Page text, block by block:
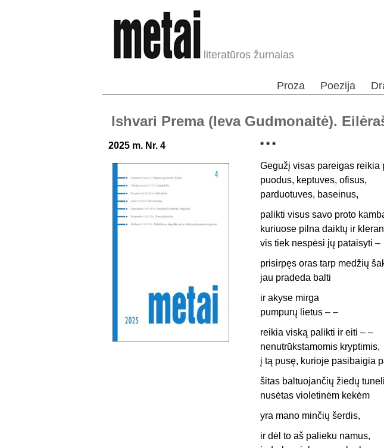
literatūros žurnalas
Proza Poezija
Ishvari Prema (Ieva Gudmonaitė).
2025 m. Nr. 4
* * *
Gegužį visas pareigas reikia
puodus, keptuves, ofisus,
parduotuves, baseinus,
palikti visus savo proto
kuriuose pilna daiktų ir
vis tiek nespėsi jų pataisyti –
prisirpęs oras tarp medžių
jau pradeda balti
ir akyse mirga
pumpurų lietus – –
reikia viską palikti ir eiti – –
nenutrūkstamomis kryptimis,
į tą pusę, kurioje pasibaigia
šitas baltuojančių žiedų
nusėtas violetinėm kekėm
yra mano minčių šerdis,
ir dėl to aš palieku namus,